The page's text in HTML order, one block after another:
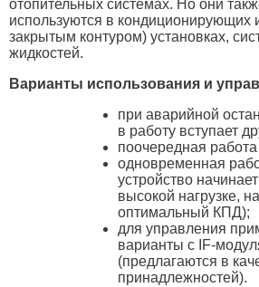
отопительных системах. Но они
используются в
закрытым контуром) установках,
жидкостей.
Варианты использования и
при аварийной
в работу вступает
поочередная
одновременная
устройство
высокой нагрузке,
оптимальный КПД);
для управления
варианты с IF-
(предлагаются в
принадлежностей).